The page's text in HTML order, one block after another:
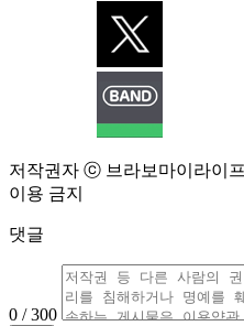
저작권자 ⓒ 브라보마이라이
이용 금지
댓글
0 / 300